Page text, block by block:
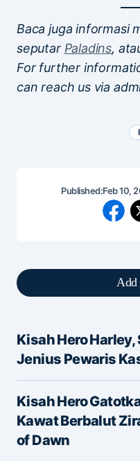
Baca juga informasi
seputar Paladins,
For further
can reach us via
Published:Feb 10,
Add
Alamat email Anda
Ruas yang wajib
Message*
Kisah Hero
Jenius Pewaris
Kisah Hero
Kawat Berbalut
of Dawn